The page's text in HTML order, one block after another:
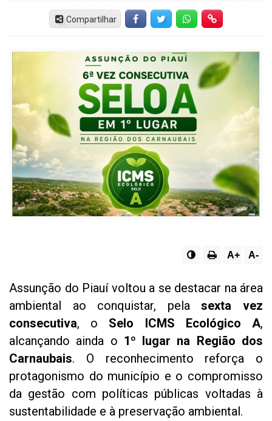
Compartilhar FacebookTwitter Whatsapp
A+ A-
Assunção do Piauí voltou a se destacar na área
ambiental ao conquistar, pelasexta vez
consecutiva, o Selo ICMS Ecológico A,
alcançando ainda o 1º lugar na Região dos
Carnaubais. O reconhecimento reforça o
protagonismo do município e o compromisso
da gestão com políticas públicas voltadas à
sustentabilidade e à preservação ambiental.